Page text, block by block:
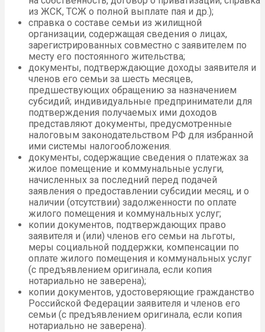
из ЖСК, ТСЖ о полной выплате пая и др.);
справка о составе семьи из жилищной
организации, содержащая сведения о лицах,
зарегистрированных совместно с заявителем по
месту его постоянного жительства;
документы, подтверждающие доходы заявителя и
членов его семьи за шесть месяцев,
предшествующих обращению за назначением
субсидий; индивидуальные предприниматели для
подтверждения получаемых ими доходов
представляют документы, предусмотренные
налоговым законодательством РФ для избранной
ими системы налогообложения.
документы, содержащие сведения о платежах за
жилое помещение и коммунальные услуги,
начисленных за последний перед подачей
заявления о предоставлении субсидии месяц, и о
наличии (отсутствии) задолженности по оплате
жилого помещения и коммунальных услуг;
копии документов, подтверждающих право
заявителя и (или) членов его семьи на льготы,
меры социальной поддержки, компенсации по
оплате жилого помещения и коммунальных услуг
(с предъявлением оригинала, если копия
нотариально не заверена);
копии документов, удостоверяющие гражданство
Российской Федерации заявителя и членов его
семьи (с предъявлением оригинала, если копия
нотариально не заверена).